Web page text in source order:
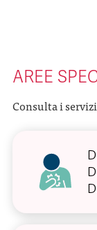
AREE
Consulta i